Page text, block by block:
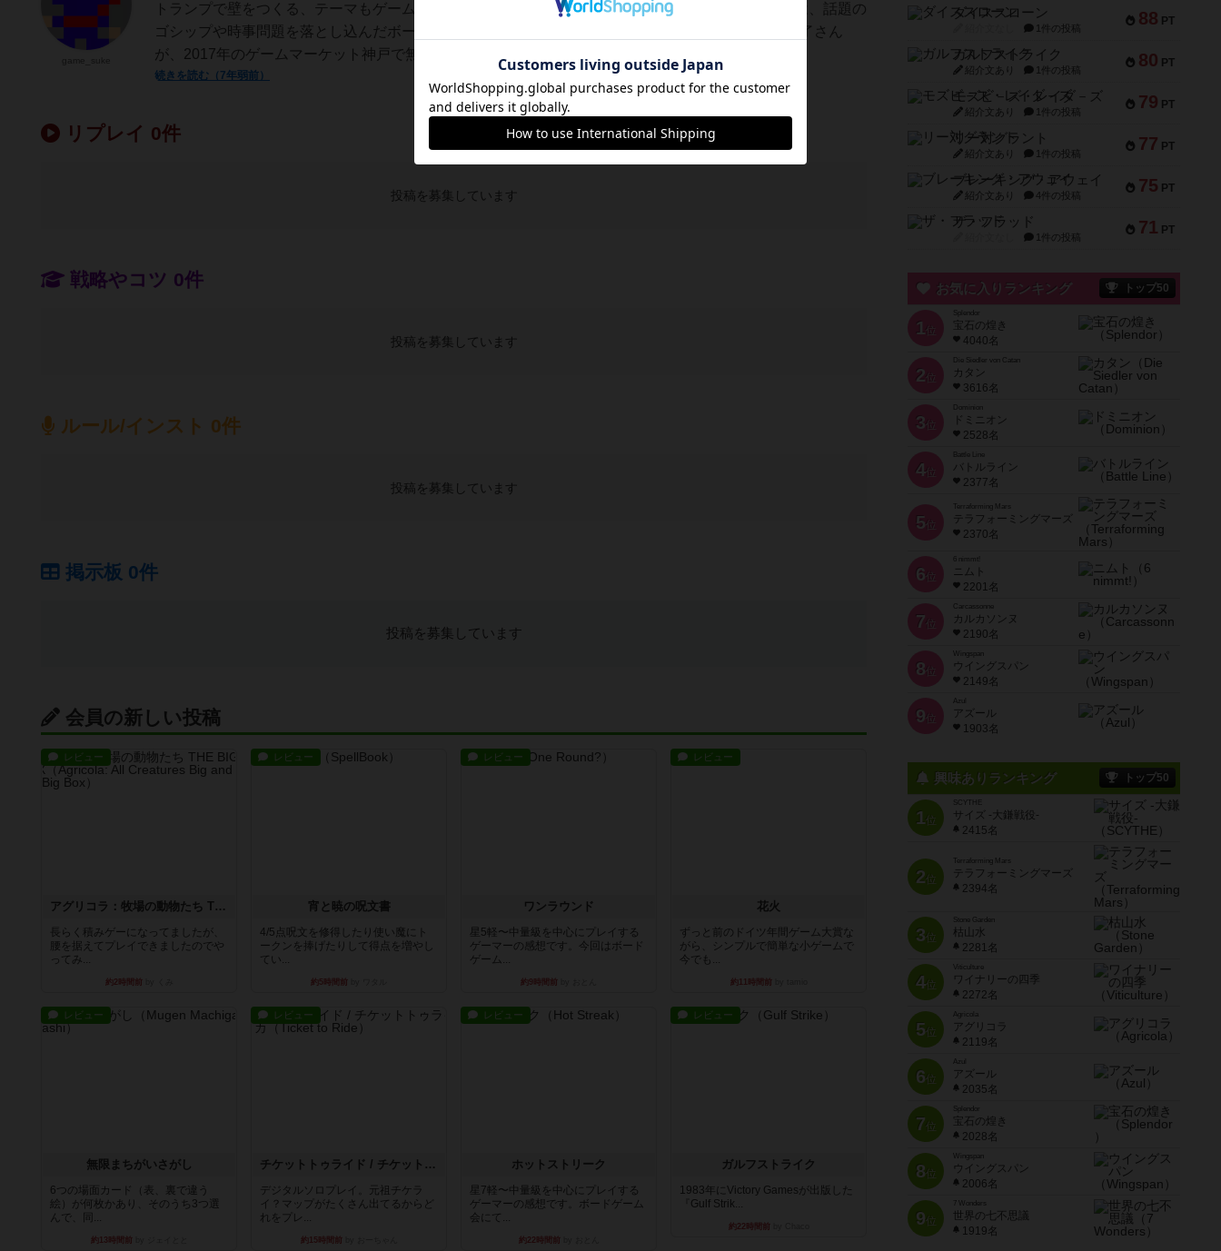
トランプで壁をつくる、テーマもゲーム性も完璧なネタゲー今回ご紹介する「トランプウォール」は、話題の
ゴシップや時事問題を落とし込んだボードゲームを作り続けている芸無工房LOSERDOGSの北条投了さん
が、2017年のゲームマーケット神戸で無料配布されたボードゲームです。現在は...
続きを読む（7年弱前）
リプレイ 0件
投稿を募集しています
戦略やコツ 0件
投稿を募集しています
ルール/インスト 0件
投稿を募集しています
掲示板 0件
投稿を募集しています
会員の新しい投稿
レビュー
アグリコラ：牧場の動物たち THE BIG BOX
長らく積みゲーになってましたが、
腰を据えてプレイできましたのでや
ってみ...
約2時間前
レビュー
宵と暁の呪文書
4/5点呪文を修得したり使い魔にト
ークンを捧げたりして得点を増やし
てい...
約5時間前
レビュー
ワンラウンド
星5軽〜中量級を中心にプレイする
ゲーマーの感想です。今回はボード
ゲーム...
約9時間前
レビュー
花火
ずっと前のドイツ年間ゲーム大賞な
がら、シンプルで簡単な小ゲームで
今でも...
約11時間前
レビュー
無限まちがいさがし
6つの場面カード（表、裏で違う
絵）が何枚かあり、そのうち3つ選
んで、同...
約13時間前
レビュー
チケットトゥライド / チケットトゥライドアメリカ
デジタルソロプレイ。元祖チケラ
イ？マップがたくさん出てるからど
れをプレ...
約15時間前
レビュー
ホットストリーク
星7軽〜中量級を中心にプレイする
ゲーマーの感想です。ボードゲーム
会にて...
約22時間前
レビュー
ガルフストライク
1983年にVictory Gamesが出版した
『Gulf Strik...
約22時間前
88 PT
ダイススローン
1件の投稿
80 PT
ガルフストライク
紹介文あり 1件の投稿
79 PT
モズビ－ズ・レイダ－ズ
紹介文あり 1件の投稿
77 PT
リー対グラント
紹介文あり 1件の投稿
75 PT
ブレーキング・アウェイ
紹介文あり 4件の投稿
71 PT
ザ・フラッド
1件の投稿
お気に入りランキング トップ50
1 位
宝石の煌き
4040名
2 位
Die Siedler von Catan
カタン
3616名
3 位
ドミニオン
2528名
4位
Battle Line
バトルライン
2377名
5 位
Terraforming Mars
テラフォーミングマーズ
2370名
6 位
ニムト
2201名
7 位
Carcassonne
カルカソンヌ
2190名
8 位
Wingspan
ウイングスパン
2149名
9 位
Azul
アズール
1903名
興味ありランキング トップ50
1位
SCYTHE
サイズ -大鎌戦役-
2415名
2位
Terraforming Mars
テラフォーミングマーズ
2394名
3位
Stone Garden
枯山水
2281名
4位
Viticulture
ワイナリーの四季
2272名
5位
Agricola
アグリコラ
2119名
6位
Azul
アズール
2035名
7位
宝石の煌き
2028名
8位
Wingspan
ウイングスパン
2006名
9位
7 Wonders
世界の七不思議
1919名